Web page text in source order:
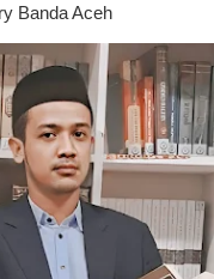
Banda Aceh